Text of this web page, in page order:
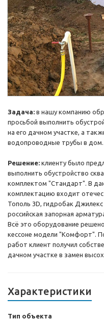
Задача: в нашу компанию
просьбой выполнить
на его дачном участке, а
водопроводные трубы в дом.
Решение: клиенту было
выполнить обустройство
комплектом "Стандарт". В
комплектацию входит
Тополь 3D, гидробак Джилекс
российская запорная
Всё это оборудование
кессоне модели "Комфорт".
работ клиент получил
дачном участке в замен
Характеристики
Тип объекта